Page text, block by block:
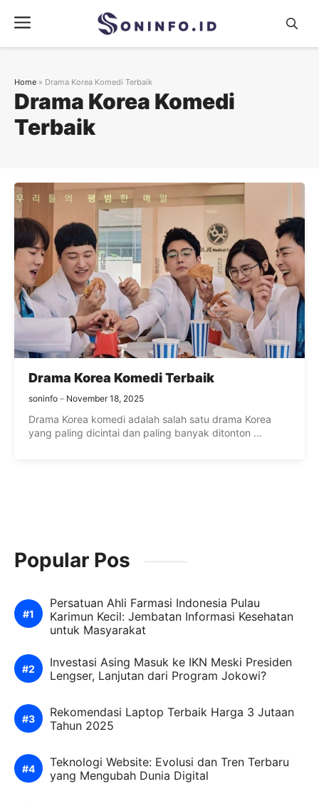
content
Menu
Drama Korea Komedi
Terbaik
Home » Drama Korea Komedi Terbaik
Drama Korea Komedi Terbaik
soninfo November 18, 2025
Drama Korea komedi adalah salah satu drama Korea
yang paling dicintai dan paling banyak ditonton ...
Popular Pos
Persatuan Ahli Farmasi Indonesia Pulau
Karimun Kecil: Jembatan Informasi Kesehatan
untuk Masyarakat
Investasi Asing Masuk ke IKN Meski Presiden
Lengser, Lanjutan dari Program Jokowi?
Rekomendasi Laptop Terbaik Harga 3 Jutaan
Tahun 2025
Teknologi Website: Evolusi dan Tren Terbaru
yang Mengubah Dunia Digital